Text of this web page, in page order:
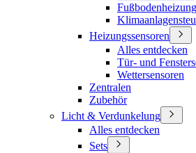
Heizungssensoren
Alles entdecken
Tür- und
Wettersensoren
Zentralen
Zubehör
Licht & Verdunkelung
Alles entdecken
Sets